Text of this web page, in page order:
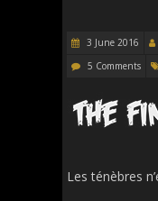
3 June 2016
5 Comments
Les ténèbres